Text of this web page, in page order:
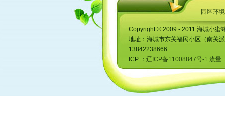
园区环境
扩展资料
力差的时候尤为重要，而且在日常的
在宝宝的食物中，有几款最好的食
1、最好的主食：全麦食品
全麦食品含有铁、维生素、镁、
料，很多家庭把烤全麦面包作为宝宝
2、最好的水果：猕猴桃
猕猴桃被称为营养的金矿，它含
Copyright © 2009 - 2011 海城小蜜
地址：海城市东关福民小区（南关
13842238666
ICP ： 辽ICP备11008847号-1 流量